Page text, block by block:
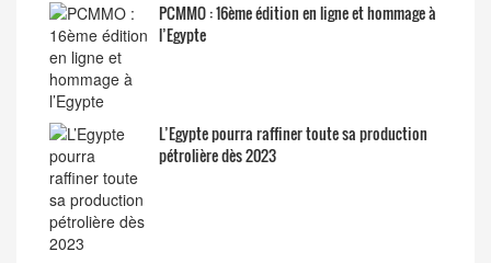
PCMMO : 16ème édition en ligne et hommage à
l’Egypte
L’Egypte pourra raffiner toute sa production
pétrolière dès 2023